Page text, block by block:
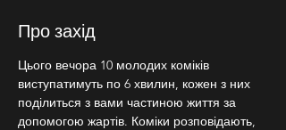
Про захід
Цього вечора 10 молодих коміків
виступатимуть по 6 хвилин, кожен з них
поділиться з вами частиною життя за
допомогою жартів. Коміки розповідають,